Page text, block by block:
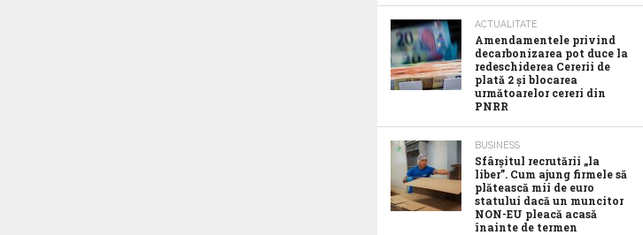
ACTUALITATE
Amendamentele privind
decarbonizarea pot duce la
redeschiderea Cererii de
plată 2 și blocarea
următoarelor cereri din
PNRR
BUSINESS
Sfârșitul recrutării „la
liber”. Cum ajung firmele să
plătească mii de euro
statului dacă un muncitor
NON-EU pleacă acasă
înainte de termen